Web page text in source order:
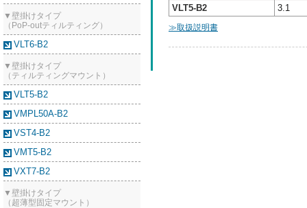
▼壁掛けタイプ
（PoP-outティルティング）
VLT6-B2
▼壁掛けタイプ
（ティルティングマウント）
VLT5-B2
VMPL50A-B2
VST4-B2
VMT5-B2
VXT7-B2
▼壁掛けタイプ
（超薄型固定マウント）
VLT5-B2
3.1
≫取扱説明書